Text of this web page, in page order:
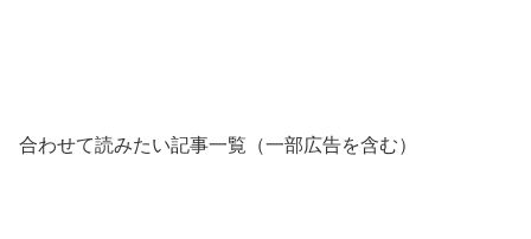
合わせて読みたい記事一覧（一部広告を含む）